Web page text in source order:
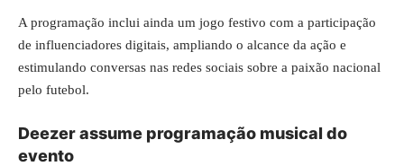
A programação inclui ainda um jogo festivo com a participação
de influenciadores digitais, ampliando o alcance da ação e
estimulando conversas nas redes sociais sobre a paixão nacional
pelo futebol.
Deezer assume programação musical do
evento